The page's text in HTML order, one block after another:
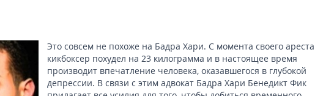
Это совсем не похоже на Бадра Хари. С момента своего ареста
кикбоксер похудел на 23 килограмма и в настоящее время
производит впечатление человека, оказавшегося в глубокой
депрессии. В связи с этим адвокат Бадра Хари Бенедикт Фик